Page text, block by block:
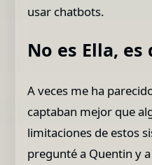
usar chatbots.
No es Ella, es
A veces me ha
captaban mejor que
limitaciones de estos
pregunté a Quentin y